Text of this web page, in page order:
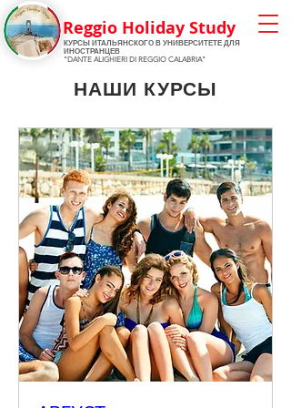
Reggio Holiday Study
КУРСЫ ИТАЛЬЯНСКОГО В УНИВЕРСИТЕТЕ ДЛЯ
ИНОСТРАНЦЕВ
"DANTE ALIGHIERI DI REGGIO CALABRIA"
НАШИ КУРСЫ